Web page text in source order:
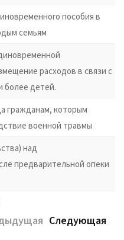
пособия в
семьям
расходов в связи с
более детей.
гражданам, которым
военной травмы
над
предварительной опеки
Следующая